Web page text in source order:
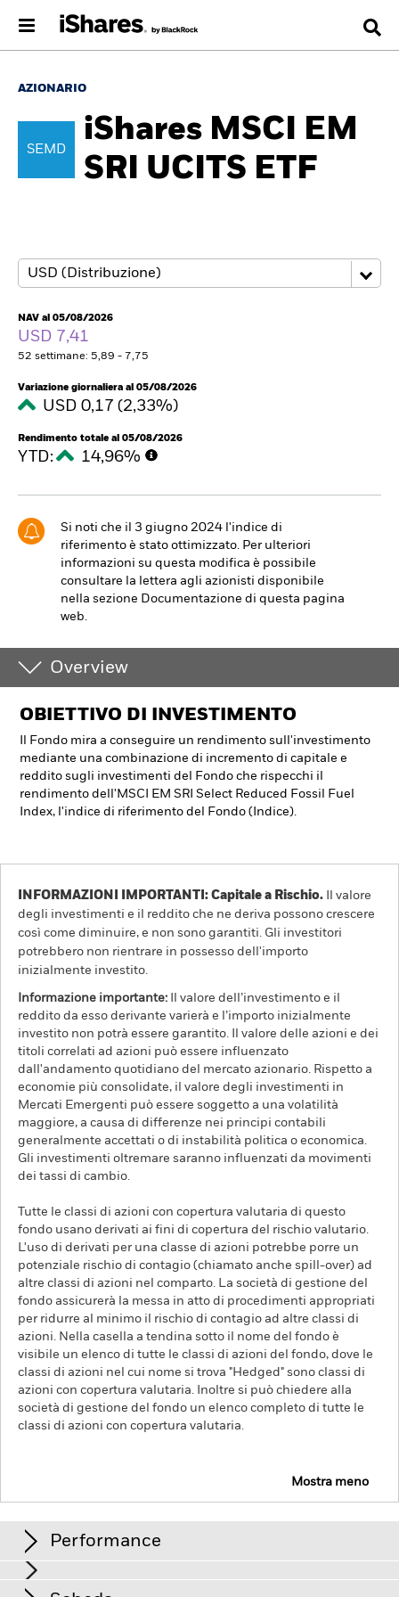
AZIONARIO
SEMD
iShares MSCI EM
SRI UCITS ETF
NAV al 05/08/2026
USD 7,41
52 settimane: 5,89 - 7,75
Variazione giornaliera al 05/08/2026
USD 0,17 (2,33%)
Rendimento totale al 05/08/2026
YTD: 14,96%
Si noti che il 3 giugno 2024 l'indice di
riferimento è stato ottimizzato. Per ulteriori
informazioni su questa modifica è possibile
consultare la lettera agli azionisti disponibile
nella sezione Documentazione di questa pagina
web.
Overview
OBIETTIVO DI INVESTIMENTO
Il Fondo mira a conseguire un rendimento sull'investimento
mediante una combinazione di incremento di capitale e
reddito sugli investimenti del Fondo che rispecchi il
rendimento dell'MSCI EM SRI Select Reduced Fossil Fuel
Index, l'indice di riferimento del Fondo (Indice).
INFORMAZIONI IMPORTANTI: Capitale a Rischio. Il valore
degli investimenti e il reddito che ne deriva possono crescere
così come diminuire, e non sono garantiti. Gli investitori
potrebbero non rientrare in possesso dell'importo
inizialmente investito.
Informazione importante:
Il valore dell’investimento e il
reddito da esso derivante varierà e l’importo inizialmente
investito non potrà essere garantito. Il valore delle azioni e dei
titoli correlati ad azioni può essere influenzato
dall'andamento quotidiano del mercato azionario. Rispetto a
economie più consolidate, il valore degli investimenti in
Mercati Emergenti può essere soggetto a una volatilità
maggiore, a causa di differenze nei principi contabili
generalmente accettati o di instabilità politica o economica.
Gli investimenti oltremare saranno influenzati da movimenti
dei tassi di cambio.
Tutte le classi di azioni con copertura valutaria di questo
fondo usano derivati ai fini di copertura del rischio valutario.
L'uso di derivati per una classe di azioni potrebbe porre un
potenziale rischio di contagio (chiamato anche spill-over) ad
altre classi di azioni nel comparto. La società di gestione del
fondo assicurerà la messa in atto di procedimenti appropriati
per ridurre al minimo il rischio di contagio ad altre classi di
azioni. Nella casella a tendina sotto il nome del fondo è
visibile un elenco di tutte le classi di azioni del fondo, dove le
classi di azioni nel cui nome si trova "Hedged" sono classi di
azioni con copertura valutaria. Inoltre si può chiedere alla
società di gestione del fondo un elenco completo di tutte le
classi di azioni con copertura valutaria.
Mostra meno
Performance